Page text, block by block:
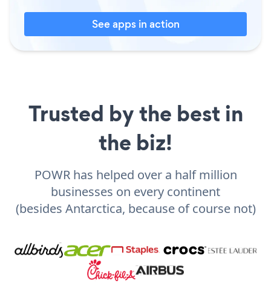
See apps in action
Trusted by the best in
the biz!
POWR has helped over a half million
businesses on every continent
(besides Antarctica, because of course not)